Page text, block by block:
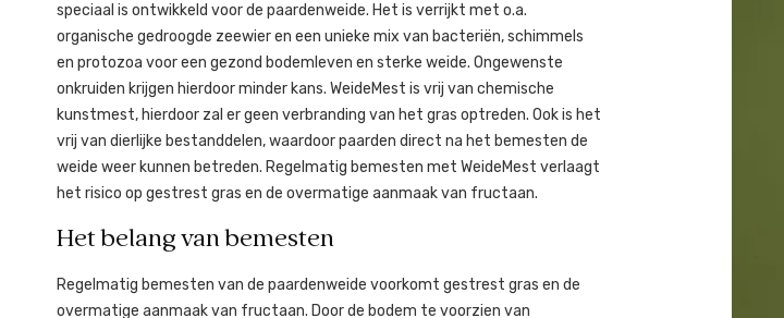
speciaal is ontwikkeld voor de paardenweide. Het is verrijkt met o.a.
organische gedroogde zeewier en een unieke mix van bacteriën, schimmels
en protozoa voor een gezond bodemleven en sterke weide. Ongewenste
onkruiden krijgen hierdoor minder kans. WeideMest is vrij van chemische
kunstmest, hierdoor zal er geen verbranding van het gras optreden. Ook is het
vrij van dierlijke bestanddelen, waardoor paarden direct na het bemesten de
weide weer kunnen betreden. Regelmatig bemesten met WeideMest verlaagt
het risico op gestrest gras en de overmatige aanmaak van fructaan.
Het belang van bemesten
Regelmatig bemesten van de paardenweide voorkomt gestrest gras en de
overmatige aanmaak van fructaan. Door de bodem te voorzien van